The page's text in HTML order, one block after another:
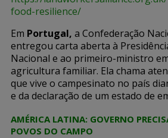
food-resilience/
Em Portugal, a Confederação
entregou carta aberta à
Nacional e ao primeiro-ministro
agricultura familiar. Ela chama
que vive o campesinato no país
e da declaração de um estado de
AMÉRICA LATINA: GOVERNO
POVOS DO CAMPO